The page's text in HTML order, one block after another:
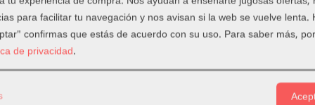
blanca, rosa o verde
para facilitar tu navegación y nos avisan si la web se vuelve lenta.
confirmas que estás de acuerdo con su uso. Para saber más,
de privacidad.